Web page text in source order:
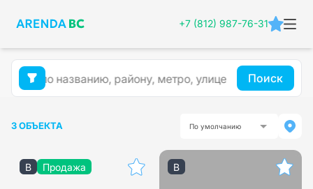
+7 (812) 987-76-31
Поиск
3 ОБЪЕКТА По умолчанию
B Продажа B